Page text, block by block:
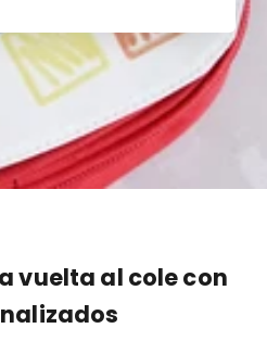
vuelta al cole con